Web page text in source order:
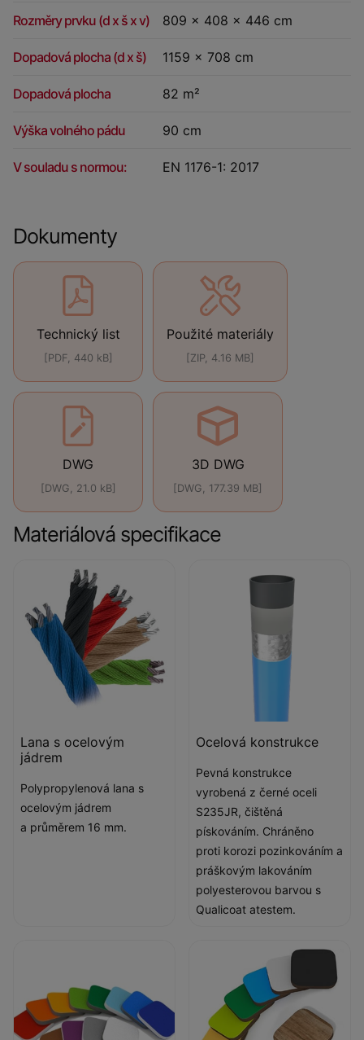
Rozměry prvku (d x š x v) 809 x 408 x 446 cm
Dopadová plocha (d x š) 1159 x 708 cm
Dopadová plocha 82 m²
Výška volného pádu 90 cm
V souladu s normou: EN 1176-1: 2017
Dokumenty
Technický list
[PDF, 440 kB]
Použité materiály
[ZIP, 4.16 MB]
DWG
[DWG, 21.0 kB]
3D DWG
[DWG, 177.39 MB]
Materiálová specifikace
Lana s ocelovým
jádrem
Polypropylenová lana s
ocelovým jádrem
a průměrem 16 mm.
Ocelová konstrukce
Pevná konstrukce
vyrobená z černé oceli
S235JR, čištěná
pískováním. Chráněno
proti korozi pozinkováním a
práškovým lakováním
polyesterovou barvou s
Qualicoat atestem.